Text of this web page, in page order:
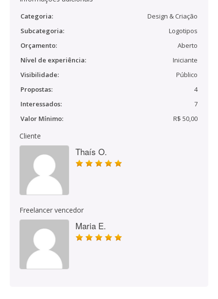
Categoria:
Design & Criação
Subcategoria:
Logotipos
Orçamento:
Aberto
Nível de experiência:
Iniciante
Visibilidade:
Público
Propostas:
4
Interessados:
7
Valor Mínimo:
R$ 50,00
Cliente
Thaís O.
Freelancer vencedor
Maria E.